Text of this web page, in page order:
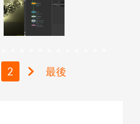
2 最後